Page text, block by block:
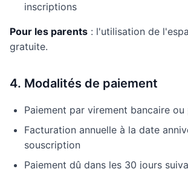
inscriptions
Pour les parents : l'utilisation de
gratuite.
4. Modalités de paiement
Paiement par virement bancaire ou
Facturation annuelle à la date
souscription
Paiement dû dans les 30 jours